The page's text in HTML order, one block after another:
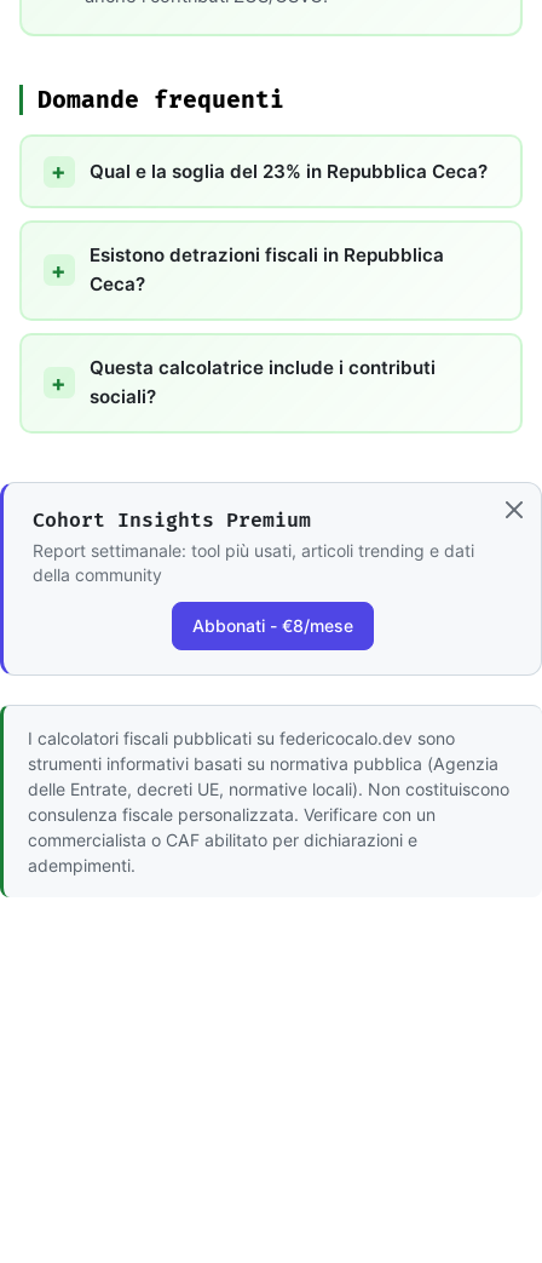
Domande frequenti
Qual e la soglia del 23% in Repubblica Ceca?
Esistono detrazioni fiscali in Repubblica
Ceca?
Questa calcolatrice include i contributi
sociali?
Cohort Insights Premium
Report settimanale: tool più usati, articoli trending e dati
della community
Abbonati - €8/mese
I calcolatori fiscali pubblicati su federicocalo.dev sono
strumenti informativi basati su normativa pubblica (Agenzia
delle Entrate, decreti UE, normative locali). Non costituiscono
consulenza fiscale personalizzata. Verificare con un
commercialista o CAF abilitato per dichiarazioni e
adempimenti.